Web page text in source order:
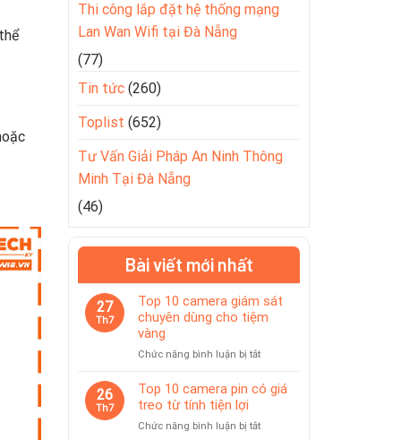
Thi công lắp đặt hệ thống mạng
Lan Wan Wifi tại Đà Nẵng
(77)
Tin tức (260)
Toplist (652)
Tư Vấn Giải Pháp An Ninh Thông
Minh Tại Đà Nẵng
(46)
Bài viết mới nhất
27
Th7
Top 10 camera giám sát
chuyên dùng cho tiệm
vàng
Chức năng bình luận bị tắtở
10
camera
sát
26
Th7
Top 10 camera pin có giá
treo từ tính tiện lợi
Chức năng bình luận bị tắtở